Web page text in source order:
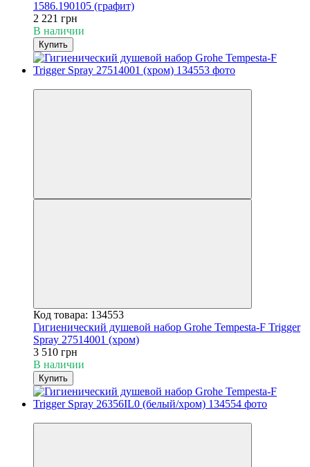
1586.190105 (графит)
2 221 грн
В наличии
Купить
Код товара: 134553
Гигиенический душевой набор Grohe Tempesta-F Trigger
Spray 27514001 (хром)
3 510 грн
В наличии
Купить